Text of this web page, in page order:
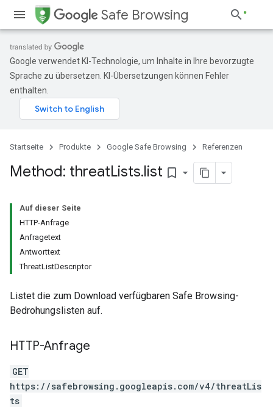
Safe Browsing
Google verwendet KI-Technologie, um Inhalte in Ihre bevorzugte
Sprache zu übersetzen. KI-Übersetzungen können Fehler
enthalten.
Startseite Produkte Google Safe Browsing Referenzen
Method: threatLists.list bookmark_border
Auf dieser Seite
HTTP-Anfrage
Anfragetext
Antworttext
ThreatListDescriptor
Listet die zum Download verfügbaren Safe Browsing-
Bedrohungslisten auf.
HTTP-Anfrage
GET
https://safebrowsing.googleapis.com/v4/threatLis
ts